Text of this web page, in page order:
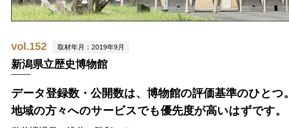
vol.152 取材年月：2019年9月
新潟県立歴史博物館
データ登録数・公開数は、博物館の評価基準のひとつ
地域の方々へのサービスでも優先度が高いはずです。